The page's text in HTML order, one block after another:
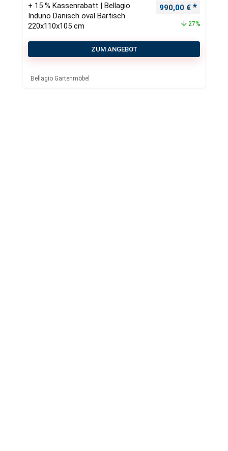
+ 15 % Kassenrabatt | Bellagio
Induno Dänisch oval Bartisch
220x110x105 cm
Ursprünglicher
990,00 €
27%
ZUM ANGEBOT
Bellagio Gartenmöbel